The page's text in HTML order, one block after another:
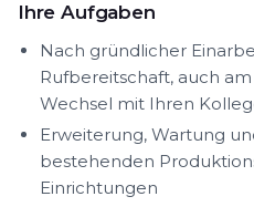
Ihre Aufgaben
Nach gründlicher
Rufbereitschaft, auch
Wechsel mit Ihren
Erweiterung, Wartung
bestehenden
Einrichtungen